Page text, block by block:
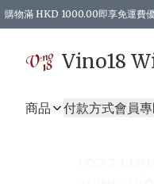
購物滿 HKD 1000.00即享免運費
Vino18
商品 付款方式會員